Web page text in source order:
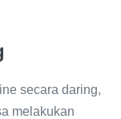
secara daring,
melakukan